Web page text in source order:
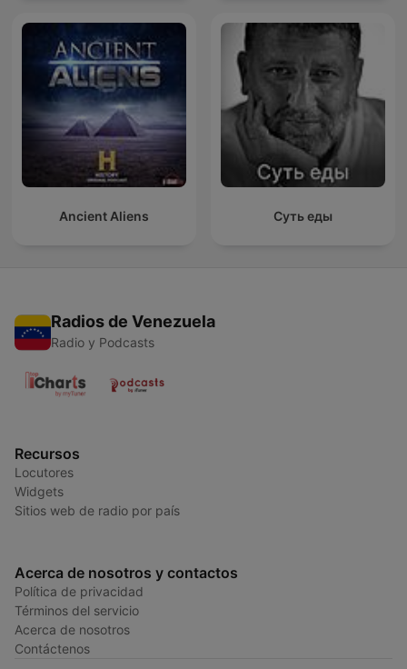
Ancient Aliens Суть еды
Radios de Venezuela
Radio y Podcasts
Recursos
Locutores
Widgets
Sitios web de radio por país
Acerca de nosotros y contactos
Política de privacidad
Términos del servicio
Acerca de nosotros
Contáctenos